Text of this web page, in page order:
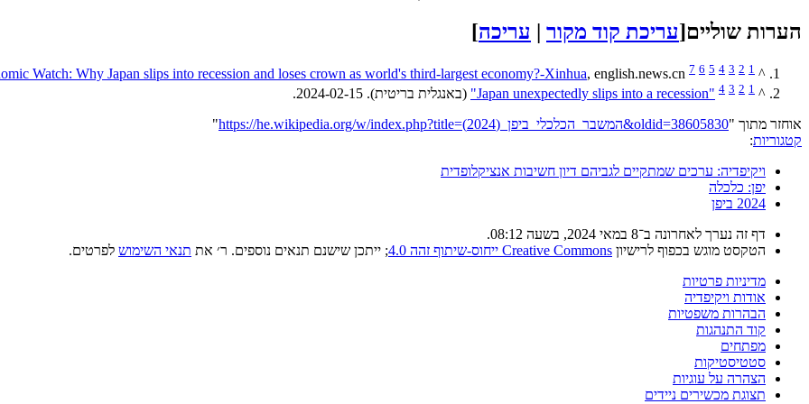
הערות שוליים[עריכת קוד מקור | עריכה]
^
1
2
3
4
5
6
7
Watch: Why Japan slips into recession and loses crown as world's third-largest economy?-Xinhua, english.news.cn
^
1
2
3
4
"Japan unexpectedly slips into a recession" (באנגלית בריטית). 2024-02-15
.
אוחזר מתוך "https://he.wikipedia.org/w/index.php?title=המשבר_הכלכלי_ביפן_(2024)&oldid=38605830
"
קטגוריות:
ויקיפדיה: ערכים שמתקיים לגביהם דיון חשיבות אנציקלופדית
יפן: כלכלה
2024 ביפן
דף זה נערך לאחרונה ב־8 במאי 2024, בשעה 08:12.
הטקסט מוגש בכפוף לרישיון Creative Commons ייחוס-שיתוף זהה 4.0 ; ייתכן שישנם תנאים נוספים. ר׳ את תנאי השימוש לפרטים.
מדיניות פרטיות
אודות ויקיפדיה
הבהרות משפטיות
קוד התנהגות
מפתחים
סטטיסטיקות
הצהרה על עוגיות
תצוגת מכשירים ניידים